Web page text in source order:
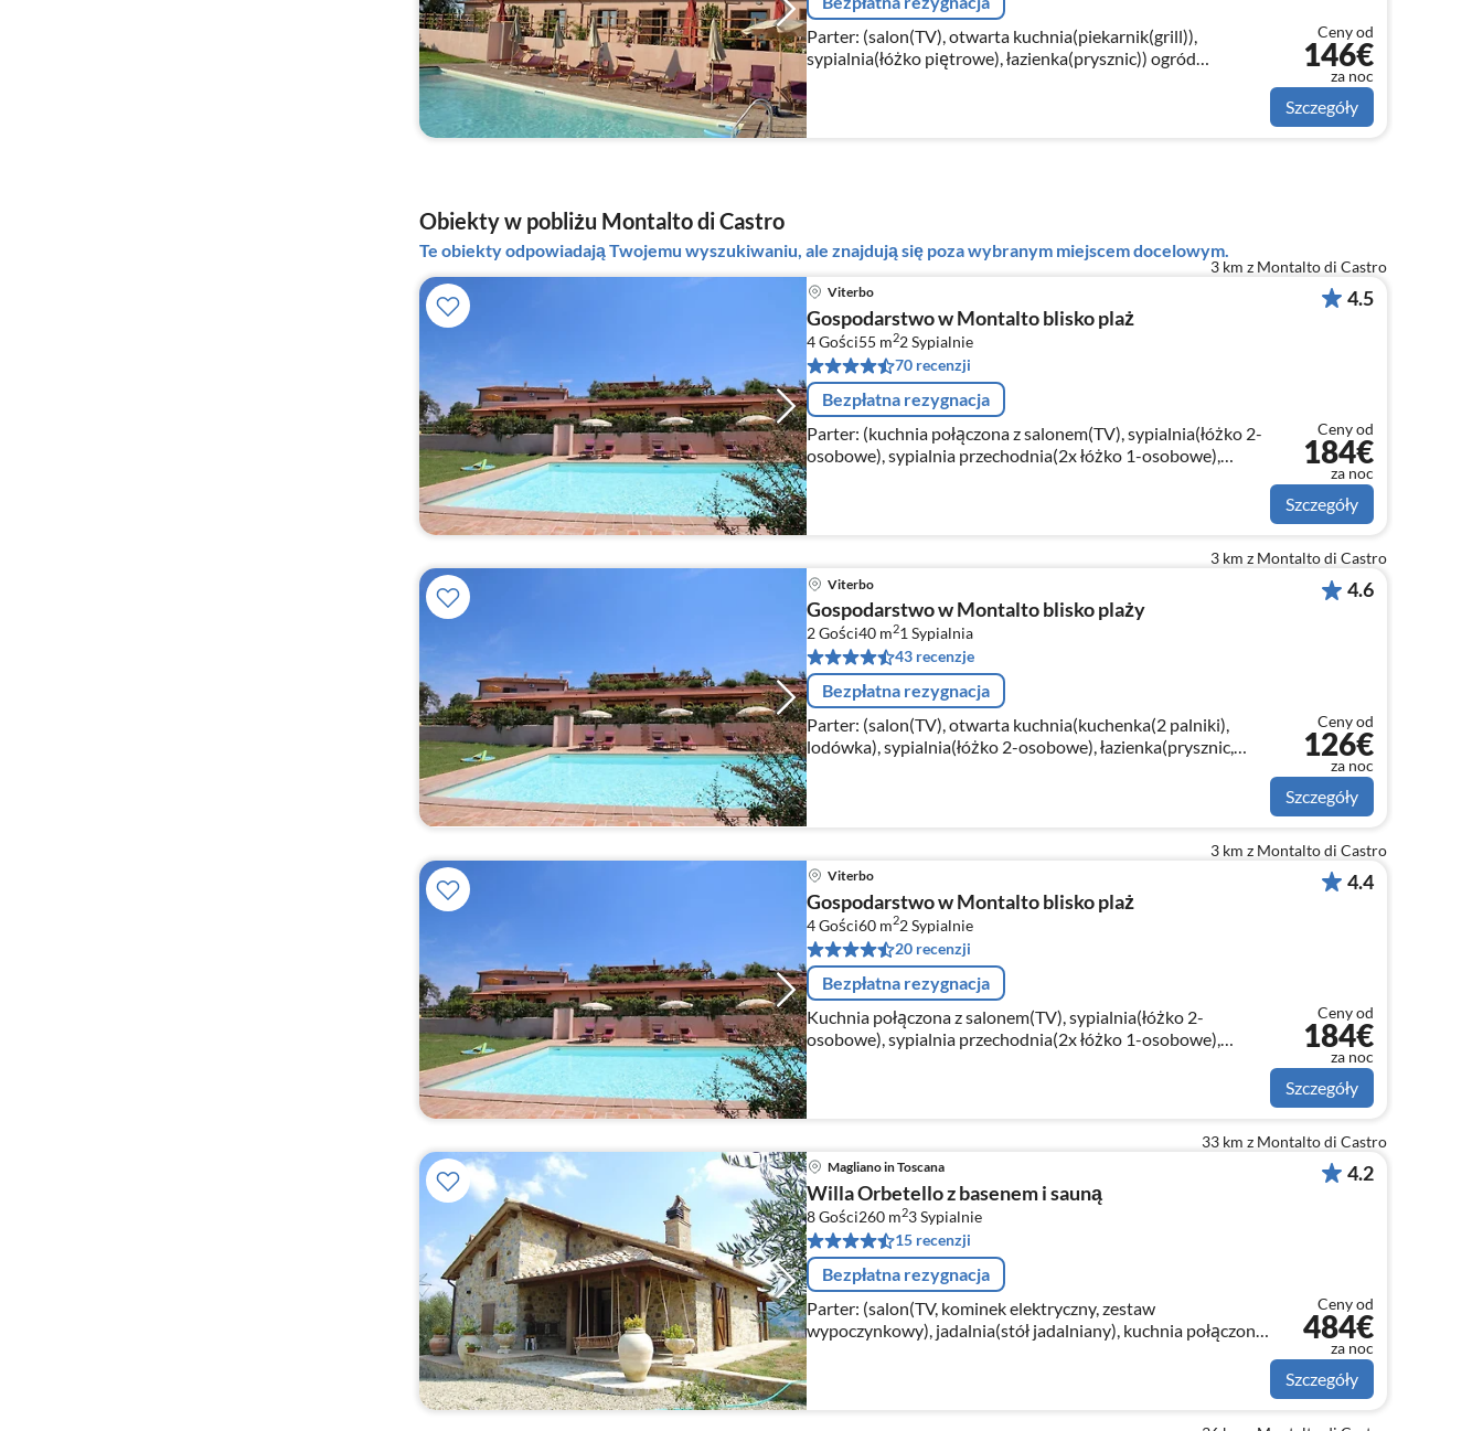
Parter: (salon(TV), otwarta kuchnia(piekarnik(grill)),
sypialnia(łóżko piętrowe), łazienka(prysznic)) ogród
Ceny od
146€
za noc
Szczegóły
Obiekty w pobliżu Montalto di Castro
Te obiekty odpowiadają Twojemu wyszukiwaniu, ale znajdują się poza wybranym miejscem docelowym.
3 km z Montalto di Castro
Viterbo
Gospodarstwo w Montalto blisko plaż
4 Gości55 m22Sypialnie
70 recenzji
Bezpłatna rezygnacja
Parter: (kuchnia połączona z salonem(TV), sypialnia(łóżko 2-
osobowe), sypialnia przechodnia(2x łóżko 1-osobowe),
łazienka(prysznic, umywalka, toaleta, bidet)
4.5
Ceny od
184€
za noc
Szczegóły
3 km z Montalto di Castro
Viterbo
Gospodarstwo w Montalto blisko plaży
2 Gości40 m21 Sypialnia
43 recenzje
Bezpłatna rezygnacja
Parter: (salon(TV), otwarta kuchnia(kuchenka(2 palniki),
lodówka), sypialnia(łóżko 2-osobowe), łazienka(prysznic,
umywalka, toaleta, bidet))
4.6
Ceny od
126€
za noc
Szczegóły
3 km z Montalto di Castro
Viterbo
Gospodarstwo w Montalto blisko plaż
4 Gości60 m22Sypialnie
20 recenzji
Bezpłatna rezygnacja
Kuchnia połączona z salonem(TV), sypialnia(łóżko 2-
osobowe), sypialnia przechodnia(2x łóżko 1-osobowe),
łazienka(prysznic, umywalka, toaleta, bidet)
4.4
Ceny od
184€
za noc
Szczegóły
33 km z Montalto di Castro
Magliano in Toscana
Willa Orbetello z basenem i sauną
8 Gości260 m23Sypialnie
15 recenzji
Bezpłatna rezygnacja
Parter: (salon(TV, kominek elektryczny, zestaw
wypoczynkowy), jadalnia(stół jadalniany), kuchnia połączona
z salonem(płyta grzewcza, okap, piekarnik, lodówko-
zamrażarka, umywalka)
4.2
Ceny od
484€
za noc
Szczegóły